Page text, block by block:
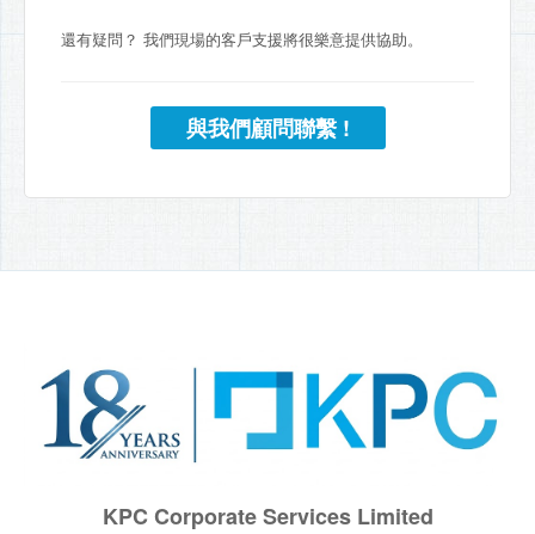
還有疑問？ 我們現場的客戶支援將很樂意提供協助。
與我們顧問聯繫 !
KPC Corporate Services Limited